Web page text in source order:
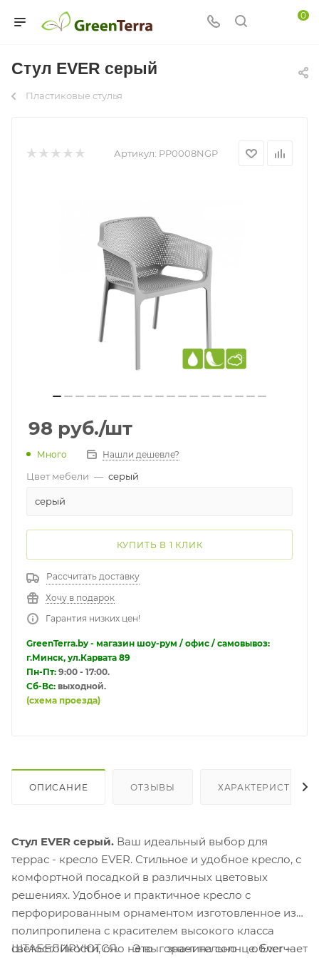
0
Стул EVER серый
Пластиковые стулья
Артикул: PP0008NGP
98 руб./шт
Много Нашли дешевле?
Цвет мебели — серый
серый
КУПИТЬ В 1 КЛИК
Рассчитать доставку
Хочу в подарок
Гарантия низких цен!
GreenTerra.by - магазин шоу-рум / офис / самовывоз:
г.Минск, ул.Карвата 89
Пн-Пт: 9:00 - 17:00.
Сб-Вс: выходной.
(схема проезда)
ОПИСАНИЕ ОТЗЫВЫ ХАРАКТЕРИСТИКИ
Стул EVER серый. Ваш идеальный выбор для
террас - кресло EVER. Стильное и удобное кресло, с
комфортной посадкой в различных цветовых
решениях. Удобное и практичное кресло с
перфорированным орнаментом изготовленное из
полипропилена с красителем высокого класса
светостойкости, оно не выгорает на солнце. Ever –
ШТАБЕЛИРУЮТСЯ. Это значительно облегчает